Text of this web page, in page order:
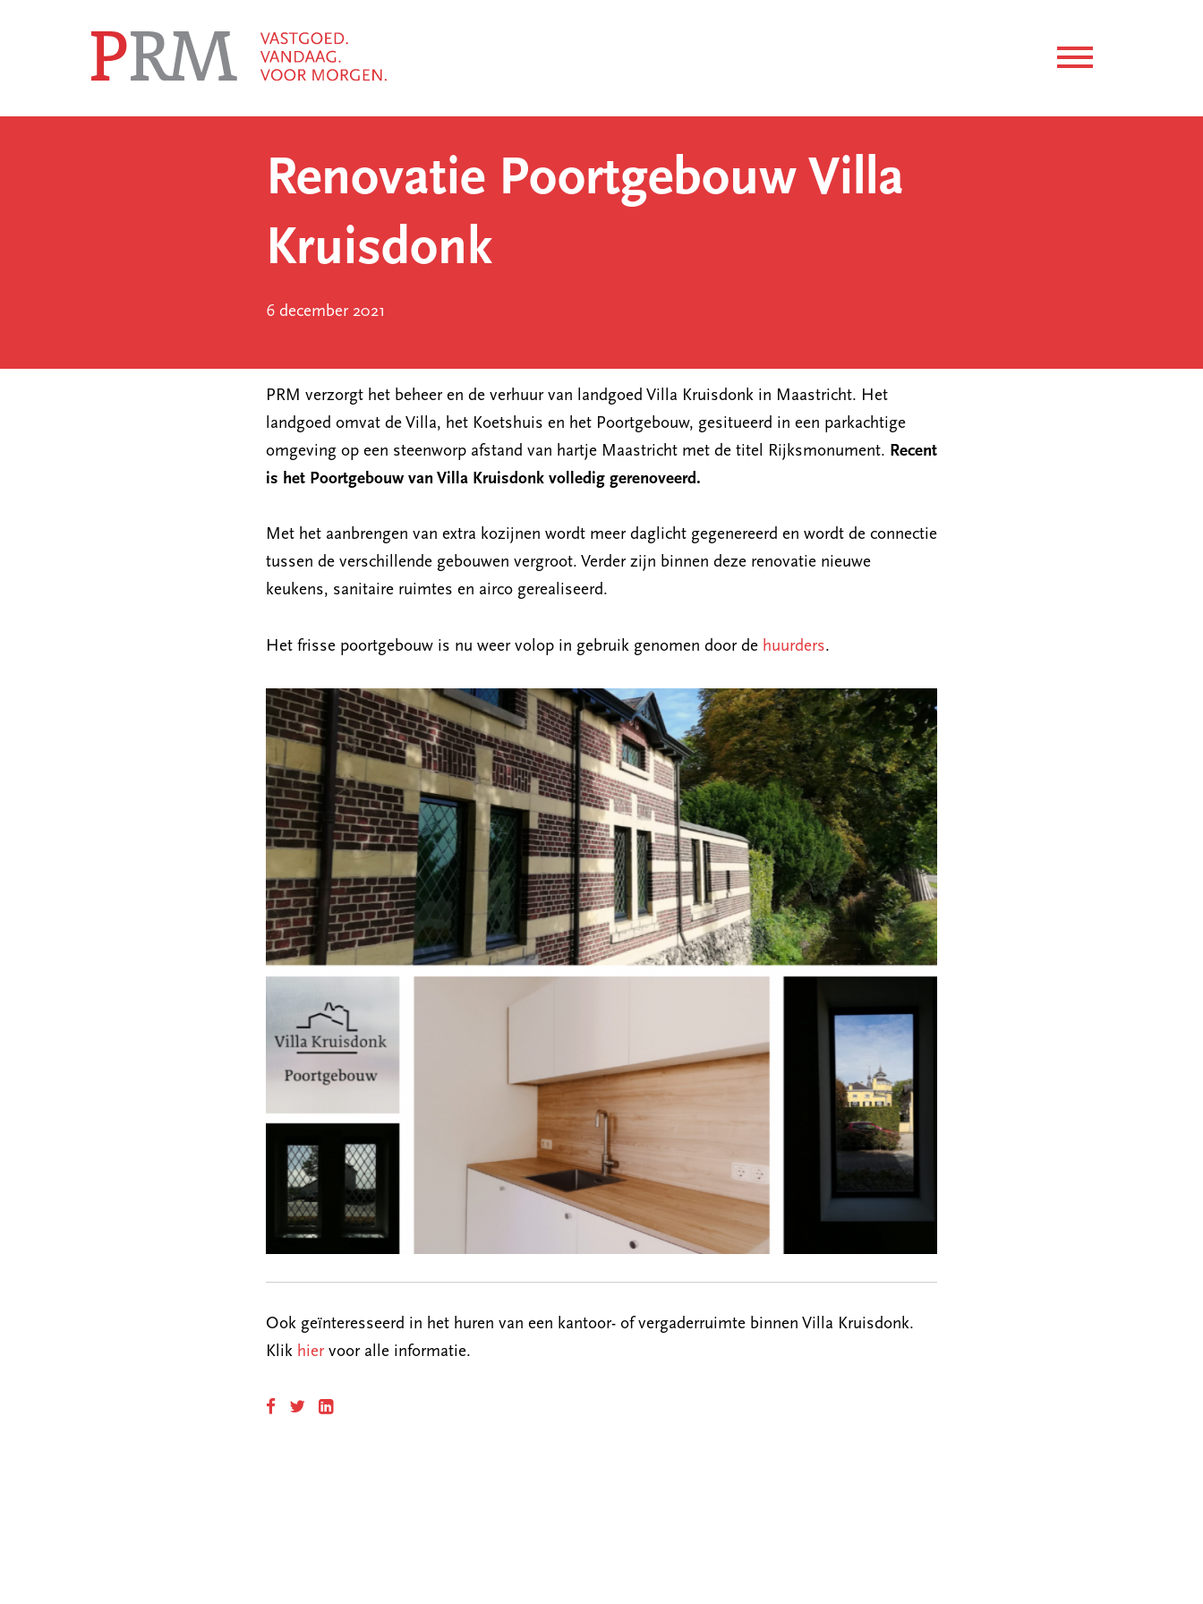
Renovatie Poortgebouw Villa
Kruisdonk
6 december 2021
PRM verzorgt het beheer en de verhuur van landgoed Villa Kruisdonk in Maastricht. Het
landgoed omvat de Villa, het Koetshuis en het Poortgebouw, gesitueerd in een parkachtige
omgeving op een steenworp afstand van hartje Maastricht met de titel Rijksmonument. Recent
is het Poortgebouw van Villa Kruisdonk volledig gerenoveerd.
Met het aanbrengen van extra kozijnen wordt meer daglicht gegenereerd en wordt de connectie
tussen de verschillende gebouwen vergroot. Verder zijn binnen deze renovatie nieuwe
keukens, sanitaire ruimtes en airco gerealiseerd.
Het frisse poortgebouw is nu weer volop in gebruik genomen door de huurders.
Ook geïnteresseerd in het huren van een kantoor- of vergaderruimte binnen Villa Kruisdonk.
Klik hiervoor alle informatie.